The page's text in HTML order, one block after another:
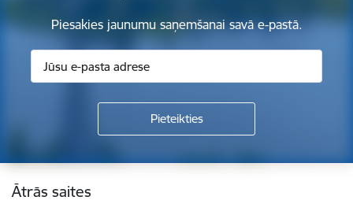
Piesakies jaunumu saņemšanai savā e-pastā.
Kājene
Ātrās saites